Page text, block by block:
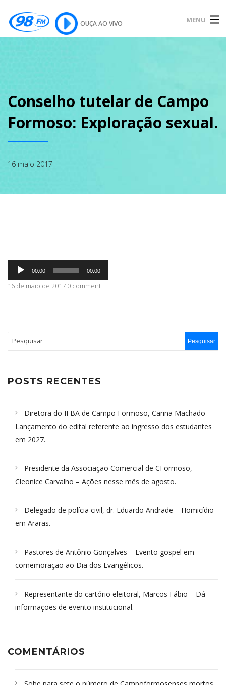
OUÇA AO VIVO MENU
SOBRE
CONTATO
Conselho tutelar de Campo
Formoso: Exploração sexual.
16 maio 2017
Tocador
áudio
00:00 00:00
16 de maio de 2017 0 comment
POSTS RECENTES
Diretora do IFBA de Campo Formoso, Carina Machado-
Lançamento do edital referente ao ingresso dos estudantes
em 2027.
Presidente da Associação Comercial de CFormoso,
Cleonice Carvalho – Ações nesse mês de agosto.
Delegado de polícia civil, dr. Eduardo Andrade – Homicídio
em Araras.
Pastores de Antônio Gonçalves – Evento gospel em
comemoração ao Dia dos Evangélicos.
Representante do cartório eleitoral, Marcos Fábio – Dá
informações de evento institucional.
COMENTÁRIOS